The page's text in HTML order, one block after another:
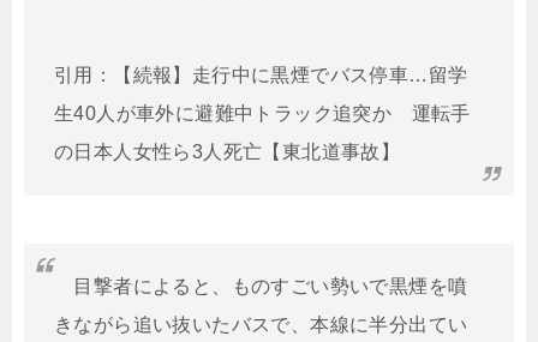
引用：【続報】走行中に黒煙でバス停車…留学
生40人が車外に避難中トラック追突か 運転手
の日本人女性ら3人死亡【東北道事故】
目撃者によると、ものすごい勢いで黒煙を噴
きながら追い抜いたバスで、本線に半分出てい